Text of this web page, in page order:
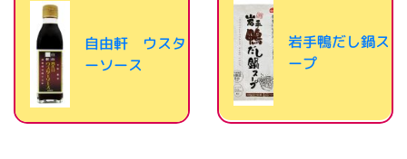
自由軒 ウスタ
ーソース
岩手鴨だし鍋ス
ープ